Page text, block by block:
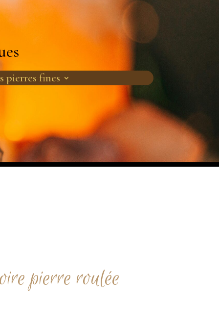
pierres fines
pierre roulée